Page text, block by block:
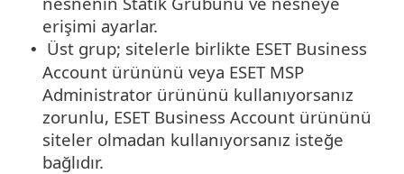
erişimi ayarlar.
•
Üst grup; sitelerle birlikte ESET Business
Account ürününü veya ESET MSP
Administrator ürününü kullanıyorsanız
zorunlu, ESET Business Account ürününü
siteler olmadan kullanıyorsanız isteğe
bağlıdır.